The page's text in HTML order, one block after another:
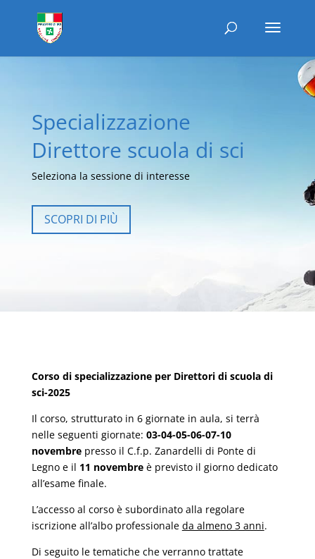
Specializzazione
Direttore scuola di sci
Seleziona la sessione di interesse
SCOPRI DI PIÙ
Corso di specializzazione per Direttori di scuola di
sci-2025
Il corso, strutturato in 6 giornate in aula, si terrà
nelle seguenti giornate: 03-04-05-06-07-10
novembrepresso il C.f.p. Zanardelli di Ponte di
Legno e il 11 novembreè previsto il giorno dedicato
all’esame finale.
L’accesso al corso è subordinato alla regolare
iscrizione all’albo professionale da almeno 3 anni.
Di seguito le tematiche che verranno trattate